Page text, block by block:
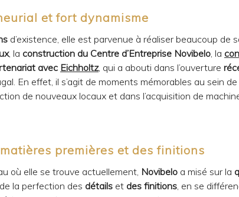
et fort dynamisme
d’existence, elle est parvenue à réaliser beaucoup de
, la construction du Centre d’Entreprise Novibelo, la
avec Eichholtz, qui a abouti dans l’ouverture
En effet, il s’agit de moments mémorables au sein de
de nouveaux locaux et dans l’acquisition de
premières et des finitions
où elle se trouve actuellement, Novibelo a misé sur la
la perfection des détails et des finitions, en se